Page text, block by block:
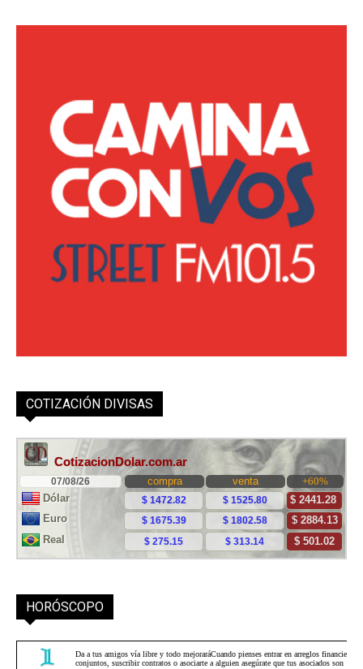
COTIZACIÓN DIVISAS
HORÓSCOPO